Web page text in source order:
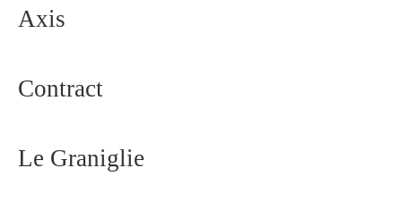
Axis
Contract
Le Graniglie